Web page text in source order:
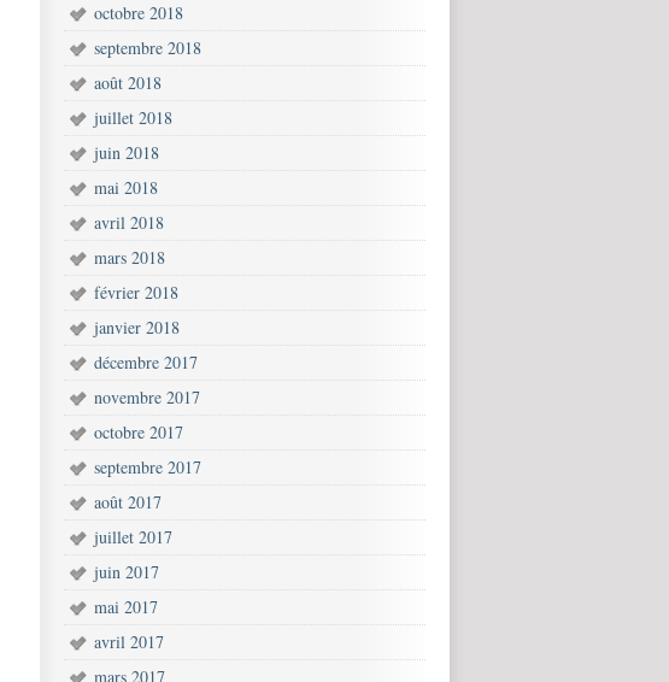
octobre 2018
septembre 2018
août 2018
juillet 2018
juin 2018
mai 2018
avril 2018
mars 2018
février 2018
janvier 2018
décembre 2017
novembre 2017
octobre 2017
septembre 2017
août 2017
juillet 2017
juin 2017
mai 2017
avril 2017
mars 2017